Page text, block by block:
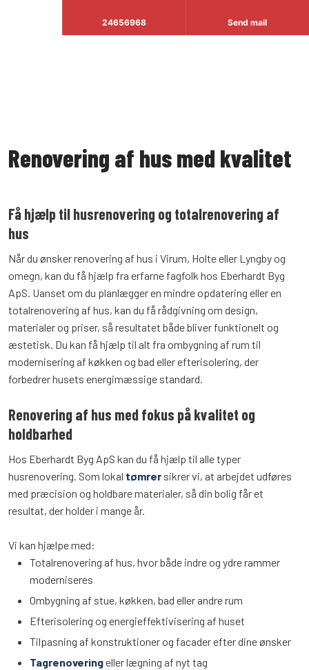
Renovering af hus med kvalitet
Få hjælp til husrenovering og totalrenovering af
hus
Når du ønsker renovering af hus i Virum, Holte eller Lyngby og
omegn, kan du få hjælp fra erfarne fagfolk hos Eberhardt Byg
ApS. Uanset om du planlægger en mindre opdatering eller en
totalrenovering af hus, kan du få rådgivning om design,
materialer og priser, så resultatet både bliver funktionelt og
æstetisk. Du kan få hjælp til alt fra ombygning af rum til
modernisering af køkken og bad eller efterisolering, der
forbedrer husets energimæssige standard.
Renovering af hus med fokus på kvalitet og
holdbarhed
Hos Eberhardt Byg ApS kan du få hjælp til alle typer
husrenovering. Som lokal tømrer sikrer vi, at arbejdet udføres
med præcision og holdbare materialer, så din bolig får et
resultat, der holder i mange år.
Vi kan hjælpe med:
Totalrenovering af hus, hvor både indre og ydre rammer
moderniseres
Ombygning af stue, køkken, bad eller andre rum
Efterisolering og energieffektivisering af huset
Tilpasning af konstruktioner og facader efter dine ønsker
Tagrenoveringeller lægning af nyt tag
24656968 Send mail